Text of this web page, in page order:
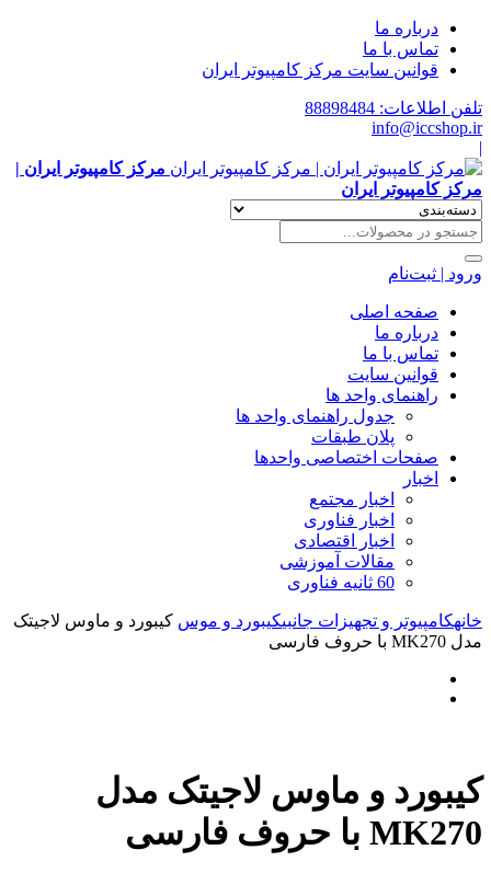
درباره ما
تماس با ما
قوانین سایت مرکز کامپیوتر ایران
تلفن اطلاعات: 88898484
info@iccshop.ir
|
مرکز کامپیوتر ایران |
مرکز کامپیوتر ایران
ورود | ثبت‌نام
صفحه اصلی
درباره ما
تماس با ما
قوانین سایت
راهنمای واحد ها
جدول راهنمای واحد ها
پلان طبقات
صفحات اختصاصی واحدها
اخبار
اخبار مجتمع
اخبار فناوری
اخبار اقتصادی
مقالات آموزشی
60 ثانیه فناوری
خانهکامپیوتر و تجهیزات جانبیکیبورد و موس کیبورد و ماوس لاجیتک
مدل MK270 با حروف فارسی
کیبورد و ماوس لاجیتک مدل
MK270 با حروف فارسی